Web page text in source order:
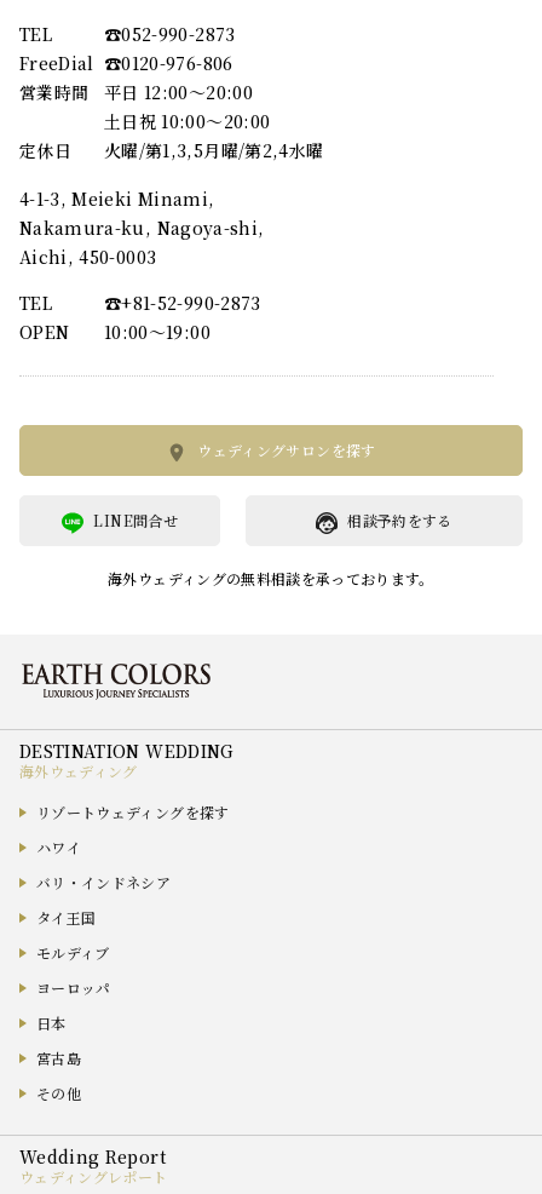
TEL
☎︎052-990-2873
FreeDial ☎︎0120-976-806
営業時間
平日 12:00～20:00
土日祝 10:00～20:00
定休日
火曜/第1,3,5月曜/第2,4水曜
4-1-3, Meieki Minami,
Nakamura-ku, Nagoya-shi,
Aichi, 450-0003
TEL
☎︎+81-52-990-2873
OPEN
10:00〜19:00
ウェディングサロンを探す
相談予約をする
LINE問合せ
海外ウェディングの無料相談を承っております。
海外ウェディング
リゾートウェディングを探す
ハワイ
バリ・インドネシア
タイ王国
モルディブ
ヨーロッパ
日本
宮古島
その他
ウェディングレポート